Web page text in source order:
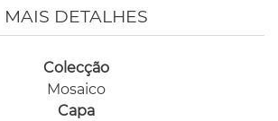
MAIS DETALHES
Colecção
Mosaico
Capa